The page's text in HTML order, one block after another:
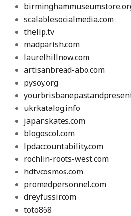
scalablesocialmedia.com
thelip.tv
madparish.com
laurelhillnow.com
artisanbread-abo.com
pysoy.org
ukrkatalog.info
japanskates.com
blogoscol.com
lpdaccountability.com
rochlin-roots-west.com
hdtvcosmos.com
promedpersonnel.com
dreyfussir.com
toto868